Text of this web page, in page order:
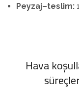
Peyzaj–teslim:
Hava